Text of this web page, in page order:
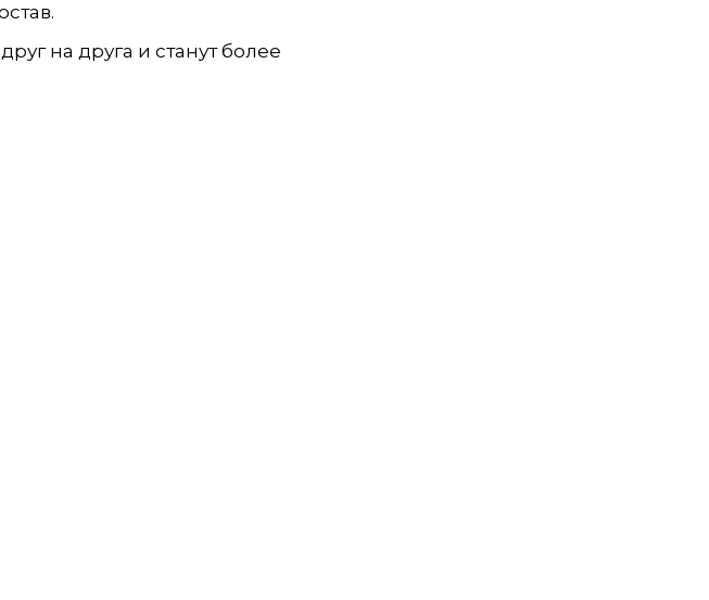
на друга и станут более